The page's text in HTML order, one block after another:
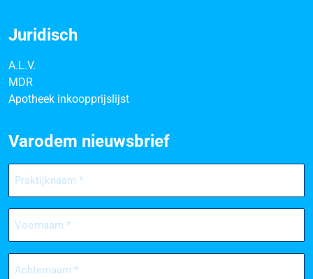
Juridisch
A.L.V.
MDR
Apotheek inkoopprijslijst
Varodem nieuwsbrief
Praktijknaam
(Vereist)
Voornaam
(Vereist)
Achternaam
(Vereist)